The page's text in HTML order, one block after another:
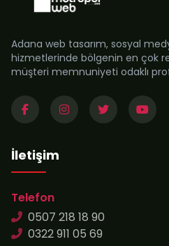
Adana web tasarım, sosyal
hizmetlerinde bölgenin en çok
müşteri memnuniyeti odaklı
İletişim
Telefon
0507 218 18 90
0322 911 05 69